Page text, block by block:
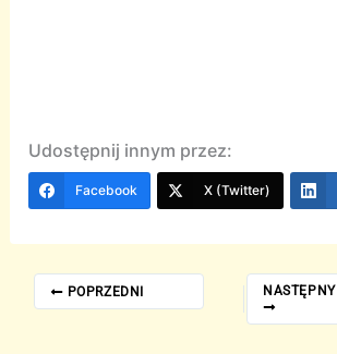
Udostępnij innym przez:
Facebook X (Twitter)
POPRZEDNI NASTĘPNY